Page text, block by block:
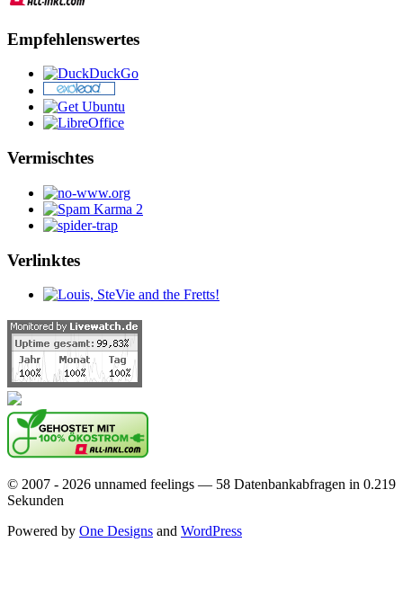
Empfehlenswertes
Vermischtes
Verlinktes
© 2007 - 2026 unnamed feelings — 58 Datenbankabfragen in 0.219
Sekunden
Powered by One Designs and WordPress